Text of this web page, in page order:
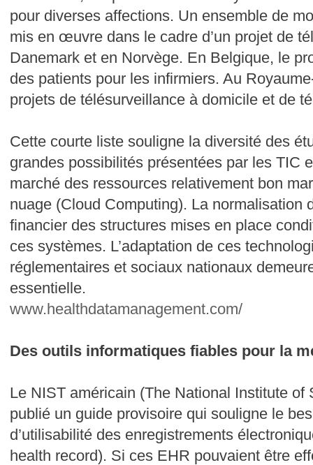
pour diverses affections. Un ensemble de
mis en œuvre dans le cadre d’un projet de
Danemark et en Norvège. En Belgique, le
des patients pour les infirmiers. Au
projets de télésurveillance à domicile et de
Cette courte liste souligne la diversité des
grandes possibilités présentées par les TIC
marché des ressources relativement bon
nuage (Cloud Computing). La normalisation
financier des structures mises en place
ces systèmes. L’adaptation de ces
réglementaires et sociaux nationaux
essentielle.
www.healthdatamanagement.com/
Des outils informatiques fiables pour la
Le NIST américain (The National Institute of
publié un guide provisoire qui souligne le
d’utilisabilité des enregistrements
health record). Si ces EHR pouvaient être